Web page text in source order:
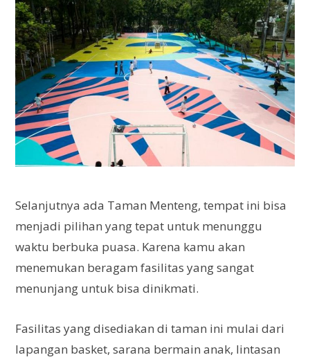
Selanjutnya ada Taman Menteng, tempat ini bisa
menjadi pilihan yang tepat untuk menunggu
waktu berbuka puasa. Karena kamu akan
menemukan beragam fasilitas yang sangat
menunjang untuk bisa dinikmati.
Fasilitas yang disediakan di taman ini mulai dari
lapangan basket, sarana bermain anak, lintasan